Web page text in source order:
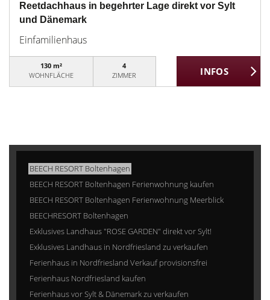
Reetdachhaus in begehrter Lage direkt vor Sylt
und Dänemark
Einfamilienhaus
130 m²
WOHNFLÄCHE
4
ZIMMER
BEECH RESORT Boltenhagen
BEECH RESORT Boltenhagen Ferienwohnung kaufen
BEECH RESORT Boltenhagen Ferienwohnung Meerblick
BEECHRESORT Boltenhagen
Exklusives Landhaus "ROSE GARDEN" direkt vor Sylt!
Exklusives Landhaus in Nordfriesland zu verkaufen
Ferienhaus in Nordfriesland Verkauf provisionsfrei
Ferienhaus Nordfriesland kaufen
Ferienhaus vor Sylt & Dänemark zu verkaufen